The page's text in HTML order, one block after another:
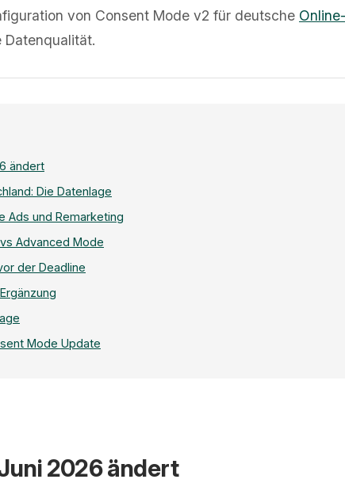
von Consent Mode v2 für deutsche
Datenqualität.
ändert
Die Datenlage
Ads und Remarketing
Advanced Mode
der Deadline
Mode Update
2026 ändert